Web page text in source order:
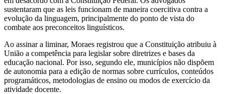
sustentaram que as leis funcionam de maneira coercitiva contra a
evolução da linguagem, principalmente do ponto de vista do
combate aos preconceitos linguísticos.
Ao assinar a liminar, Moraes registrou que a Constituição atribuiu à
União a competência para legislar sobre diretrizes e bases da
educação nacional. Por isso, segundo ele, municípios não dispõem
de autonomia para a edição de normas sobre currículos, conteúdos
programáticos, metodologias de ensino ou modos de exercício da
atividade docente.